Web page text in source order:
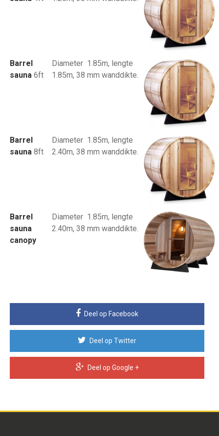
Barrel
sauna 6ft
Diameter 1.85m, lengte
1.85m, 38 mm wanddikte.
Barrel
sauna 8ft
Diameter 1.85m, lengte
2.40m, 38 mm wanddikte.
Barrel
sauna
canopy
Diameter 1.85m, lengte
2.40m, 38 mm wanddikte.
Deel op Facebook
Deel op Twitter
Deel op Google +